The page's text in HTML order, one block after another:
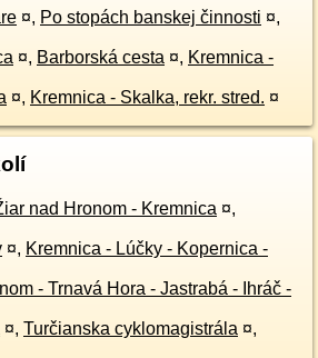
¤, Po stopách banskej činnosti ¤,
¤, Barborská cesta ¤, Kremnica -
¤, Kremnica - Skalka, rekr. stred. ¤
nad Hronom - Kremnica ¤,
¤, Kremnica - Lúčky - Kopernica -
- Trnavá Hora - Jastrabá - Ihráč -
¤, Turčianska cyklomagistrála ¤,